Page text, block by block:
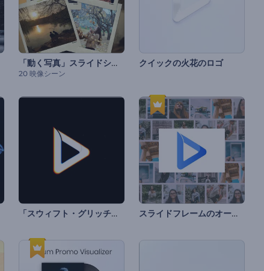
「動く写真」スライドショー
20 映像シーン
クイックの火花のロゴ
「スウィフト・グリッチ」ロゴ スライドフレームのオープニング動画